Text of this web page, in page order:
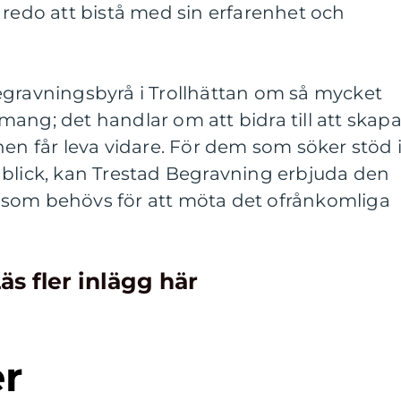
att bistå med sin erfarenhet och
i Trollhättan om så mycket
det handlar om att bidra till att skapa
får leva vidare. För dem som söker stöd
kan Trestad Begravning erbjuda den
behövs för att möta det ofrånkomliga
fler inlägg här